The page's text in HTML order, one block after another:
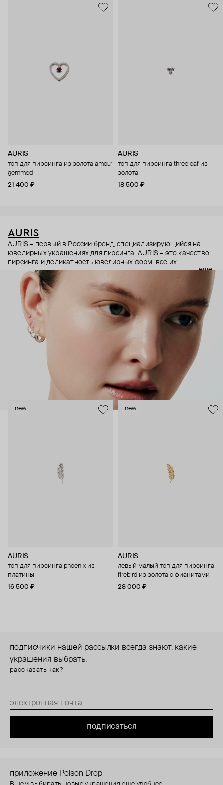
AURIS
топ для пирсинга из золота amour
gemmed
21 400 ₽
AURIS
топ для пирсинга threeleaf из
золота
18 500 ₽
AURIS
AURIS – первый в России бренд, специализирующийся на
ювелирных украшениях для пирсинга. AURIS – это качество
пирсинга и деликатность ювелирных форм: все их
украшения ручной работы. В процессе создания участвуют
как профессиональные пирсеры (они отвечают за
безопасность и эргономичность пирсинга), так и ювелирные
стилисты (благодаря им дизайн соответствует трендам, а
украшения легко сочетаются между собой).
Украшения AURIS – для тех, кто открыто выражает себя, но
делает это интеллигентно и по-взрослому.
ещё
new
AURIS
топ для пирсинга phoenix из
платины
16 500 ₽
new
AURIS
левый малый топ для пирсинга
firebird из золота с фианитами
28 000 ₽
подписчики нашей рассылки всегда знают, какие
украшения выбрать.
рассказать как?
подписаться
приложение Poison Drop
В нем выбирать новые украшения еще удобнее.